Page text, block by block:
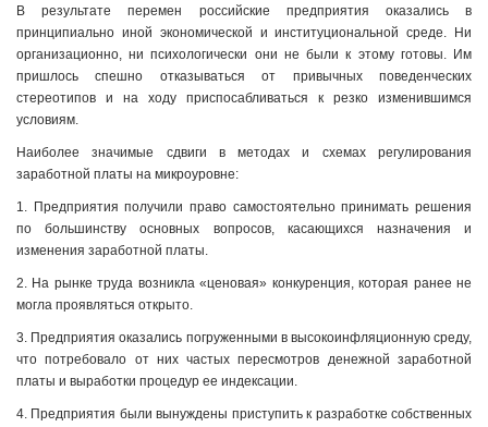
В результате перемен российские предприятия оказались в
принципиально иной экономической и институциональной среде. Ни
организационно, ни психологически они не были к этому готовы. Им
пришлось спешно отказываться от привычных поведенческих
стереотипов и на ходу приспосабливаться к резко изменившимся
условиям.
Наиболее значимые сдвиги в методах и схемах регулирования
заработной платы на микроуровне:
1. Предприятия получили право самостоятельно принимать решения
по большинству основных вопросов, касающихся назначения и
изменения заработной платы.
2. На рынке труда возникла «ценовая» конкуренция, которая ранее не
могла проявляться открыто.
3. Предприятия оказались погруженными в высокоинфляционную среду,
что потребовало от них частых пересмотров денежной заработной
платы и выработки процедур ее индексации.
4. Предприятия были вынуждены приступить к разработке собственных